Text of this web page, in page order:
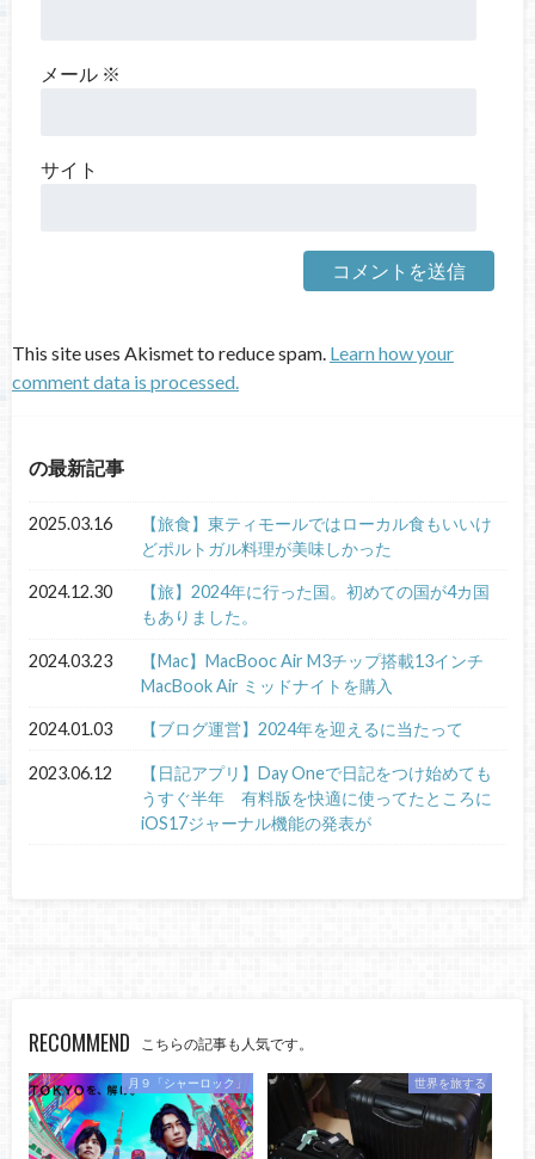
メール ※
サイト
This site uses Akismet to reduce spam. Learn how your
comment data is processed.
の最新記事
2025.03.16
【旅食】東ティモールではローカル食もいいけ
どポルトガル料理が美味しかった
2024.12.30
【旅】2024年に行った国。初めての国が4カ国
もありました。
2024.03.23
【Mac】MacBooc Air M3チップ搭載13インチ
MacBook Air ミッドナイトを購入
2024.01.03 【ブログ運営】2024年を迎えるに当たって
2023.06.12
【日記アプリ】Day Oneで日記をつけ始めても
うすぐ半年 有料版を快適に使ってたところに
iOS17ジャーナル機能の発表が
RECOMMEND こちらの記事も人気です。
月９「シャーロック」 世界を旅する